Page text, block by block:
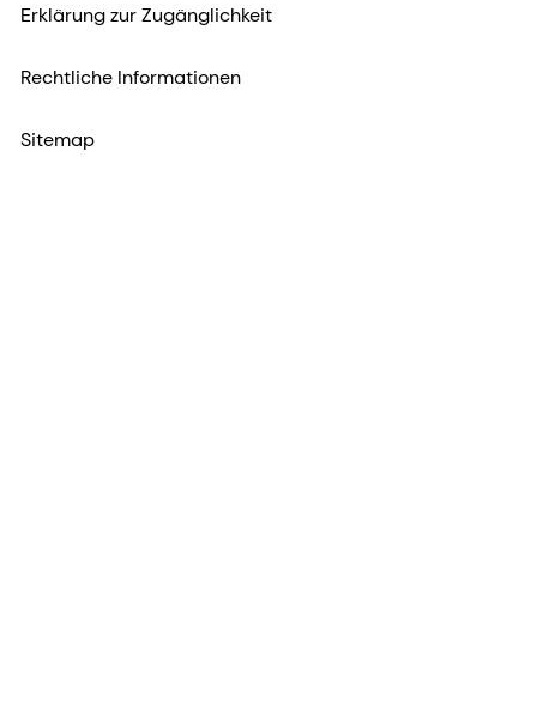
Erklärung zur Zugänglichkeit
Rechtliche Informationen
Sitemap